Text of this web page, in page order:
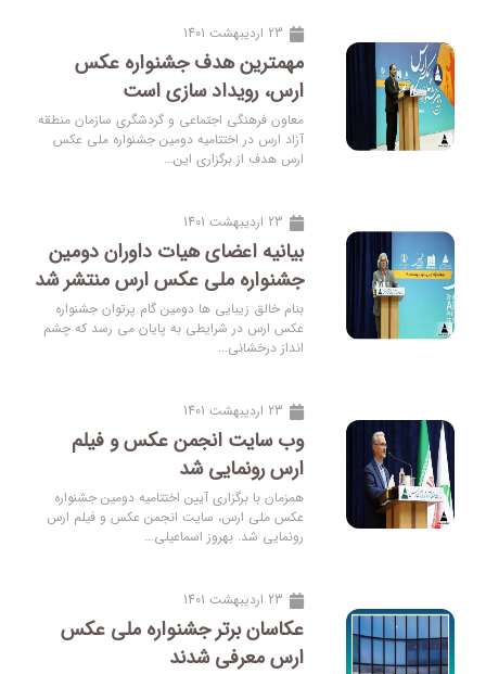
23 اردیبهشت 1401
مهمترین هدف جشنواره عکس
ارس، رویداد سازی است
معاون فرهنگی اجتماعی و گردشگری سازمان منطقه
آزاد ارس در اختتامیه دومین جشنواره ملی عکس
ارس هدف از برگزاری این...
23 اردیبهشت 1401
بیانیه اعضای هیات داوران دومین
جشنواره ملی عکس ارس منتشر شد
بنام خالق زیبایی ها دومین گام پرتوان جشنواره
عکس ارس در شرایطی به پایان می رسد که چشم
انداز درخشانی...
23 اردیبهشت 1401
وب سایت انجمن عکس و فیلم
ارس رونمایی شد
همزمان با برگزاری آیین اختتامیه دومین جشنواره
عکس ملی ارس، سایت انجمن عکس و فیلم ارس
رونمایی شد. بهروز اسماعیلی...
23 اردیبهشت 1401
عکاسان برتر جشنواره ملی عکس
ارس معرفی شدند